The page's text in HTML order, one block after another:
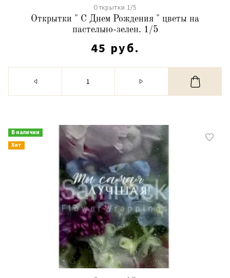
Открытки 1/5
Открытки " С Днем Рождения " цветы на
пастельно-зелен. 1/5
45 руб.
В наличии
Хит